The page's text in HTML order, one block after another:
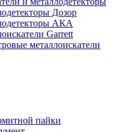
Дозор
АКА
Garrett
металлоискатели
пайки